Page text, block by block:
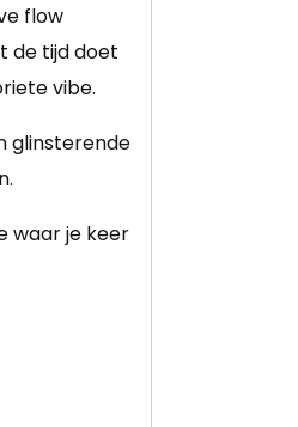
flow
de tijd doet
vibe.
glinsterende
waar je keer